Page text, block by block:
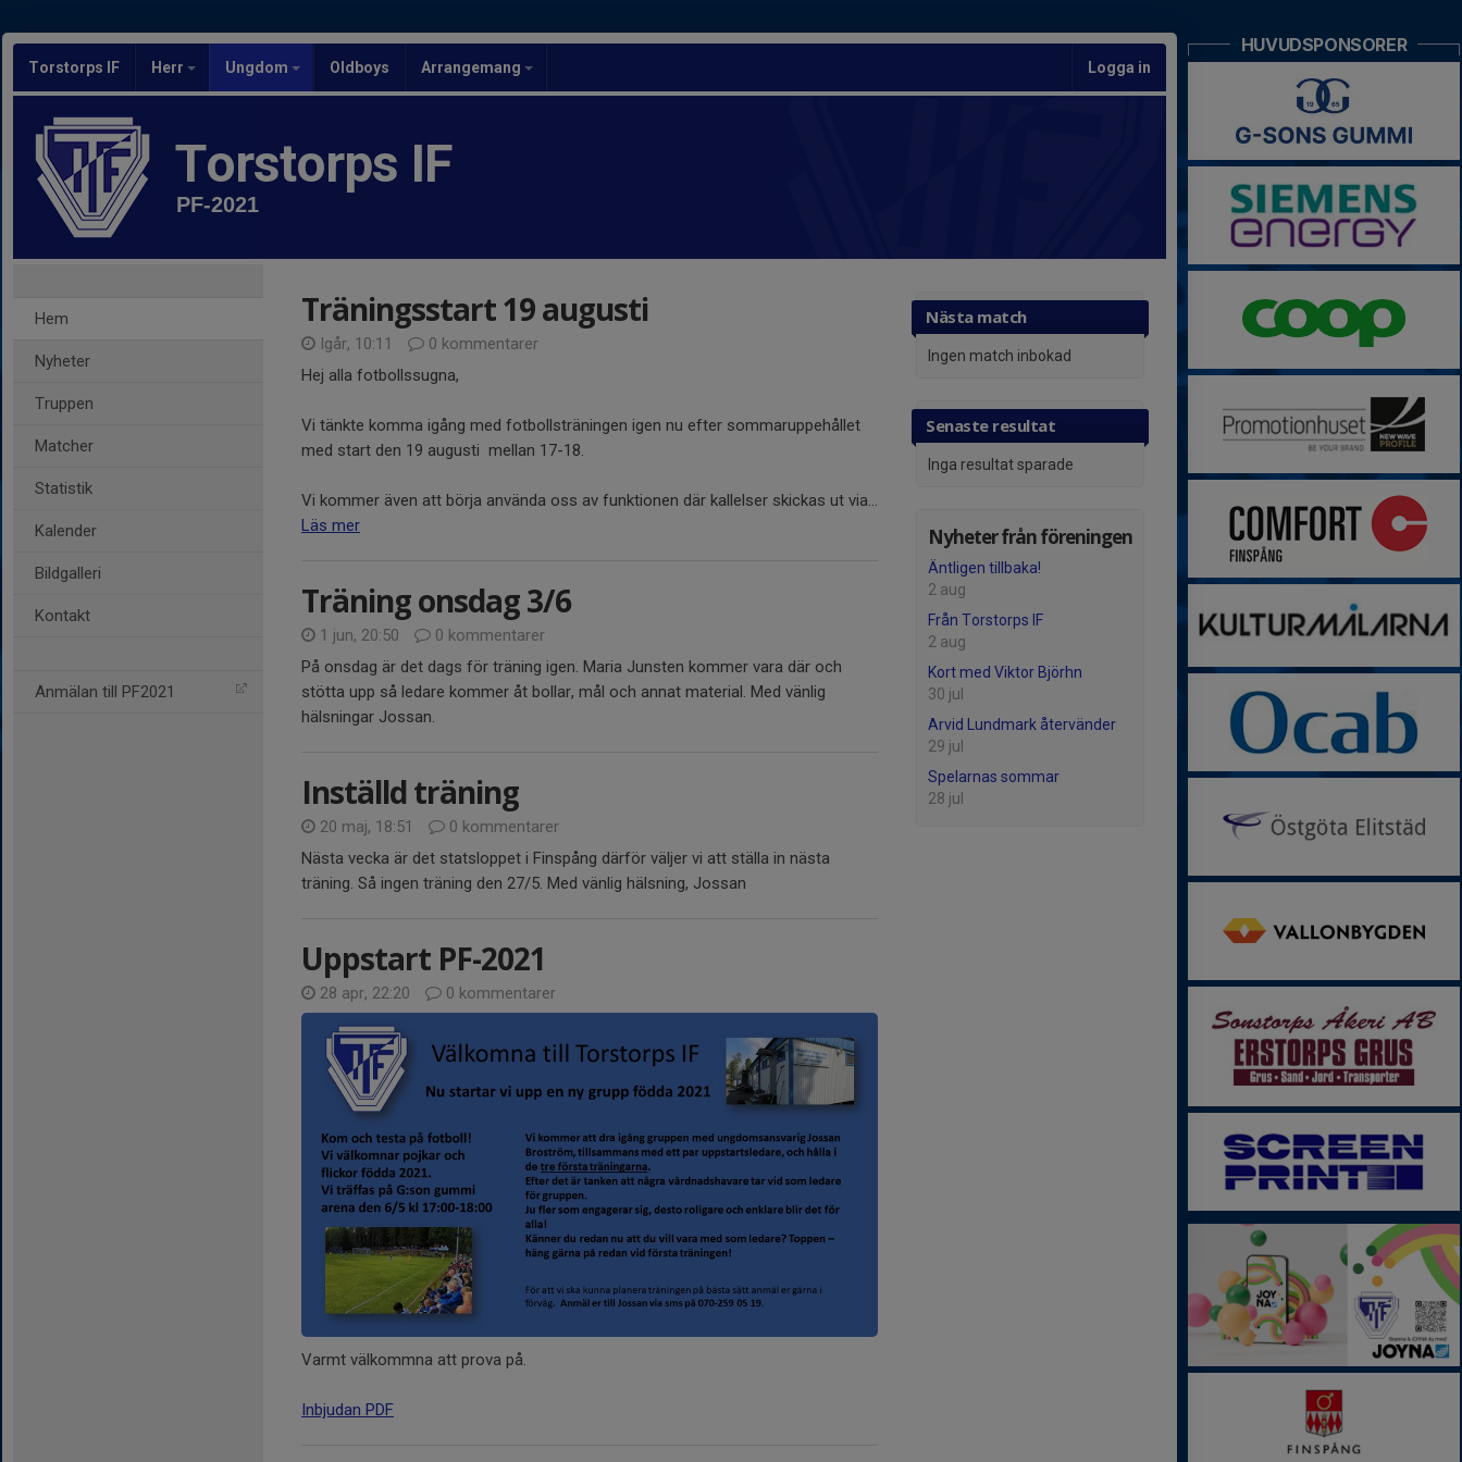
Torstorps IF Herr Ungdom Oldboys Arrangemang Logga in
Torstorps IF
PF-2021
Hem
Nyheter
Truppen
Matcher
Statistik
Kalender
Bildgalleri
Kontakt
Anmälan till PF2021
Nästa match
Ingen match inbokad
Senaste resultat
Inga resultat sparade
Nyheter från föreningen
Äntligen tillbaka!
2 aug
Från Torstorps IF
2 aug
Kort med Viktor Björhn
30 jul
Arvid Lundmark återvänder
29 jul
Spelarnas sommar
28 jul
Träningsstart 19 augusti
Igår, 10:11
0 kommentarer
Hej alla fotbollssugna,
Vi tänkte komma igång med fotbollsträningen igen nu efter sommaruppehållet
med start den 19 augusti mellan 17-18.
Vi kommer även att börja använda oss av funktionen där kallelser skickas ut via...
Läs mer
Träning onsdag 3/6
1 jun, 20:50
0 kommentarer
På onsdag är det dags för träning igen. Maria Junsten kommer vara där och
stötta upp så ledare kommer åt bollar, mål och annat material. Med vänlig
hälsningar Jossan.
Inställd träning
20 maj, 18:51
0 kommentarer
Nästa vecka är det statsloppet i Finspång därför väljer vi att ställa in nästa
träning. Så ingen träning den 27/5. Med vänlig hälsning, Jossan
Uppstart PF-2021
28 apr, 22:20 0 kommentarer
Varmt välkommna att prova på.
Inbjudan PDF
HUVUDSPONSORER